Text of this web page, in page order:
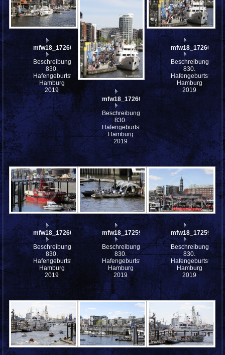
mfw18_172604
Beschreibung:
830.
Hafengeburtstag
Hamburg
2019
mfw18_172603
Beschreibung:
830.
Hafengeburtstag
Hamburg
2019
mfw18_172602
Beschreibung:
830.
Hafengeburtstag
Hamburg
2019
mfw18_172600
Beschreibung:
830.
Hafengeburtstag
Hamburg
2019
mfw18_172598
Beschreibung:
830.
Hafengeburtstag
Hamburg
2019
mfw18_172597
Beschreibung:
830.
Hafengeburtstag
Hamburg
2019